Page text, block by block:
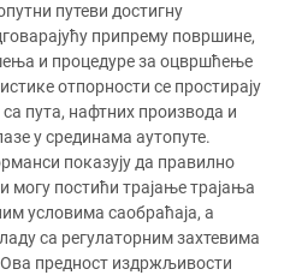
путеви достигну
припрему површине,
и процедуре за оцвршћење
отпорности се простирају
пута, нафтних производа и
у срединама аутопуте.
показују да правилно
могу постићи трајање трајања
условима саобраћаја, а
са регулаторним захтевима
предност издржљивости